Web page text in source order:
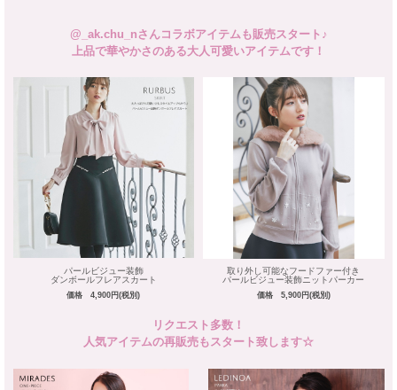
@_ak.chu_nさんコラボアイテムも販売スタート♪
上品で華やかさのある大人可愛いアイテムです！
パールビジュー装飾
ダンボールフレアスカート
価格 4,900円(税別)
取り外し可能なフードファー付き
パールビジュー装飾ニットパーカー
価格 5,900円(税別)
リクエスト多数！
人気アイテムの再販売もスタート致します☆